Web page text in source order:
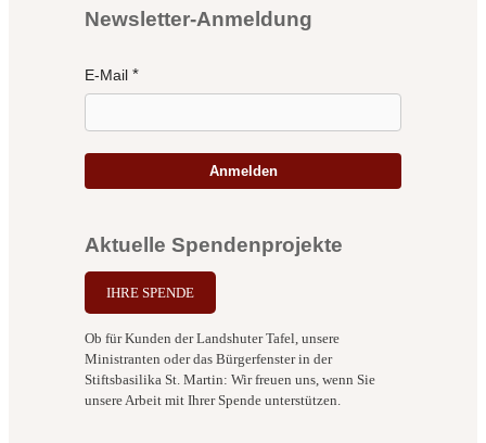
Newsletter-Anmeldung
E-Mail
Anmelden
Aktuelle Spendenprojekte
IHRE SPENDE
Ob für Kunden der Landshuter Tafel, unsere
Ministranten oder das Bürgerfenster in der
Stiftsbasilika St. Martin: Wir freuen uns, wenn Sie
unsere Arbeit mit Ihrer Spende unterstützen.